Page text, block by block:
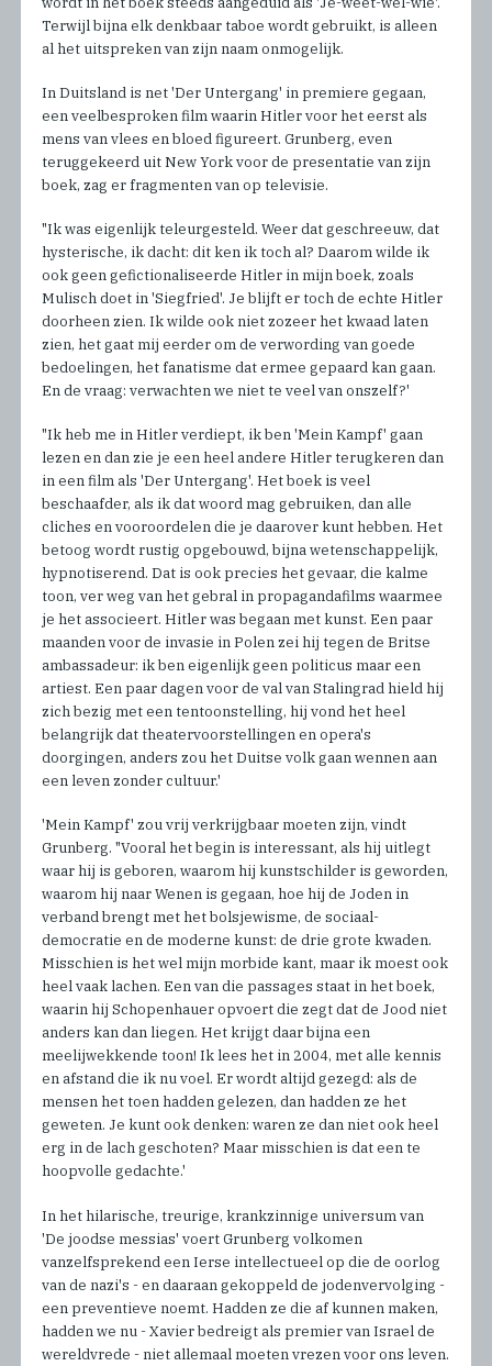
Terwijl bijna elk denkbaar taboe wordt gebruikt, is alleen
al het uitspreken van zijn naam onmogelijk.
In Duitsland is net 'Der Untergang' in premiere gegaan,
een veelbesproken film waarin Hitler voor het eerst als
mens van vlees en bloed figureert. Grunberg, even
teruggekeerd uit New York voor de presentatie van zijn
boek, zag er fragmenten van op televisie.
"Ik was eigenlijk teleurgesteld. Weer dat geschreeuw, dat
hysterische, ik dacht: dit ken ik toch al? Daarom wilde ik
ook geen gefictionaliseerde Hitler in mijn boek, zoals
Mulisch doet in 'Siegfried'. Je blijft er toch de echte Hitler
doorheen zien. Ik wilde ook niet zozeer het kwaad laten
zien, het gaat mij eerder om de verwording van goede
bedoelingen, het fanatisme dat ermee gepaard kan gaan.
En de vraag: verwachten we niet te veel van onszelf?'
"Ik heb me in Hitler verdiept, ik ben 'Mein Kampf' gaan
lezen en dan zie je een heel andere Hitler terugkeren dan
in een film als 'Der Untergang'. Het boek is veel
beschaafder, als ik dat woord mag gebruiken, dan alle
cliches en vooroordelen die je daarover kunt hebben. Het
betoog wordt rustig opgebouwd, bijna wetenschappelijk,
hypnotiserend. Dat is ook precies het gevaar, die kalme
toon, ver weg van het gebral in propagandafilms waarmee
je het associeert. Hitler was begaan met kunst. Een paar
maanden voor de invasie in Polen zei hij tegen de Britse
ambassadeur: ik ben eigenlijk geen politicus maar een
artiest. Een paar dagen voor de val van Stalingrad hield hij
zich bezig met een tentoonstelling, hij vond het heel
belangrijk dat theatervoorstellingen en opera's
doorgingen, anders zou het Duitse volk gaan wennen aan
een leven zonder cultuur.'
'Mein Kampf' zou vrij verkrijgbaar moeten zijn, vindt
Grunberg. "Vooral het begin is interessant, als hij uitlegt
waar hij is geboren, waarom hij kunstschilder is geworden,
waarom hij naar Wenen is gegaan, hoe hij de Joden in
verband brengt met het bolsjewisme, de sociaal-
democratie en de moderne kunst: de drie grote kwaden.
Misschien is het wel mijn morbide kant, maar ik moest ook
heel vaak lachen. Een van die passages staat in het boek,
waarin hij Schopenhauer opvoert die zegt dat de Jood niet
anders kan dan liegen. Het krijgt daar bijna een
meelijwekkende toon! Ik lees het in 2004, met alle kennis
en afstand die ik nu voel. Er wordt altijd gezegd: als de
mensen het toen hadden gelezen, dan hadden ze het
geweten. Je kunt ook denken: waren ze dan niet ook heel
erg in de lach geschoten? Maar misschien is dat een te
hoopvolle gedachte.'
In het hilarische, treurige, krankzinnige universum van
'De joodse messias' voert Grunberg volkomen
vanzelfsprekend een Ierse intellectueel op die de oorlog
van de nazi's - en daaraan gekoppeld de jodenvervolging -
een preventieve noemt. Hadden ze die af kunnen maken,
hadden we nu - Xavier bedreigt als premier van Israel de
wereldvrede - niet allemaal moeten vrezen voor ons leven.